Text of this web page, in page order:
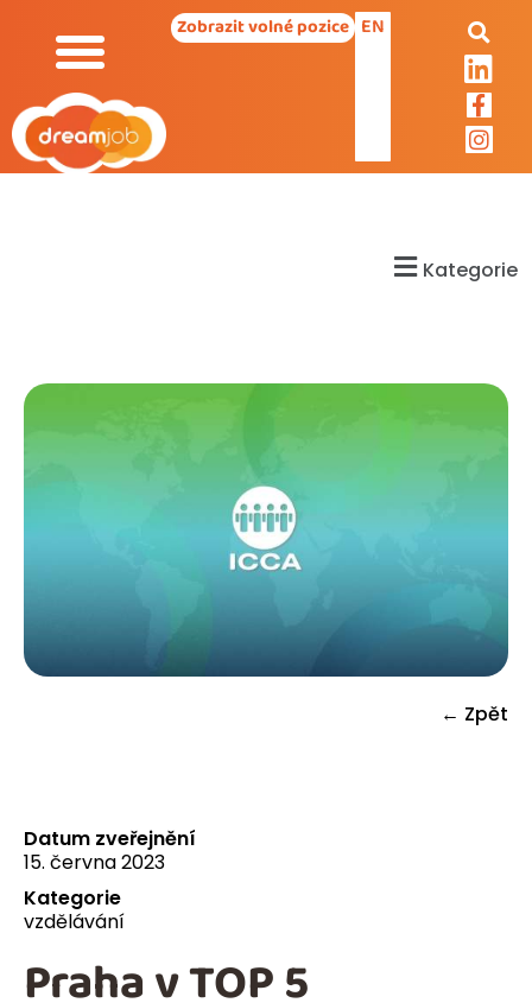
Zobrazit volné pozice EN
Kategorie
← Zpět
Datum zveřejnění
15. června 2023
Kategorie
vzdělávání
Praha v TOP 5